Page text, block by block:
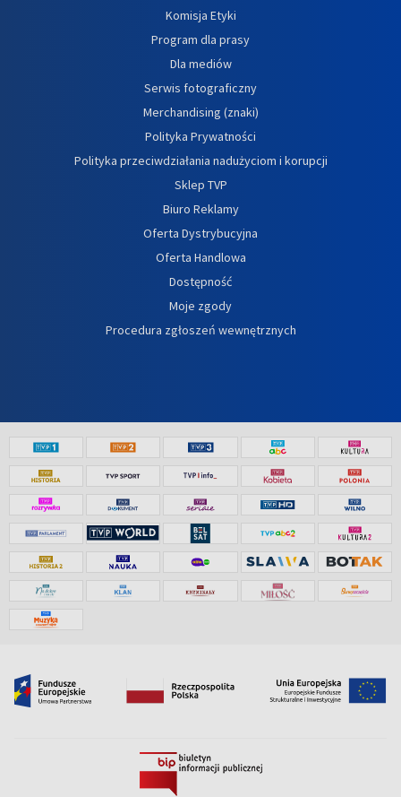
Komisja Etyki
Program dla prasy
Dla mediów
Serwis fotograficzny
Merchandising (znaki)
Polityka Prywatności
Polityka przeciwdziałania nadużyciom i korupcji
Sklep TVP
Biuro Reklamy
Oferta Dystrybucyjna
Oferta Handlowa
Dostępność
Moje zgody
Procedura zgłoszeń wewnętrznych